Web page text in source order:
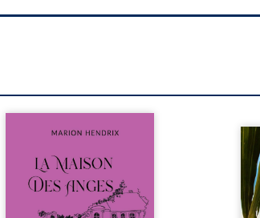
Nous sommes en 1979, soit 15
patriarche Anatole-Eustache.
La famille devra affronter non
seulement un inconnu qui rôde
autour du domaine et dont
Firmin, le fidèle majordome,
Au